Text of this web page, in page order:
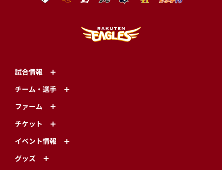
試合情報
チーム・選手
ファーム
チケット
イベント情報
グッズ